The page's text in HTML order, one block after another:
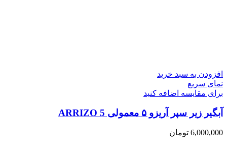
افزودن به سبد خرید
نمای سریع
برای مقایسه اضافه کنید
آبگیر زیر سپر آریزو ۵ معمولی ARRIZO 5
6,000,000 تومان